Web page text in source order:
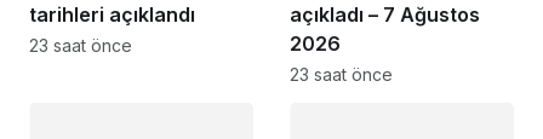
tarihleri açıklandı
23 saat önce
açıkladı – 7 Ağustos
2026
23 saat önce